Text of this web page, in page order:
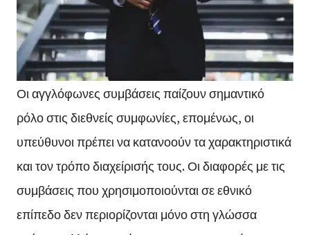
Οι αγγλόφωνες συμβάσεις παίζουν σημαντικό
ρόλο στις διεθνείς συμφωνίες, επομένως, οι
υπεύθυνοι πρέπει να κατανοούν τα χαρακτηριστικά
και τον τρόπο διαχείρισής τους. Οι διαφορές με τις
συμβάσεις που χρησιμοποιούνται σε εθνικό
επίπεδο δεν περιορίζονται μόνο στη γλώσσα